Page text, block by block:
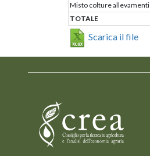
Misto colture allevamenti
TOTALE
Scarica il file